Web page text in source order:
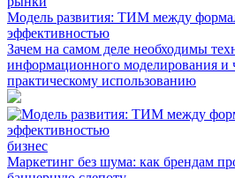
Модель развития: ТИМ между
эффективностью
Зачем на самом деле необходимы
информационного моделирования и
практическому использованию
бизнес
Маркетинг без шума: как брендам